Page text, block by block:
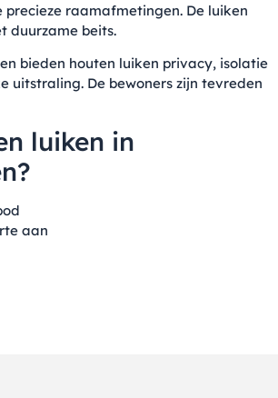
raamafmetingen. De luiken
duurzame beits.
bieden houten luiken privacy, isolatie
uitstraling. De bewoners zijn tevreden
luiken in
aan